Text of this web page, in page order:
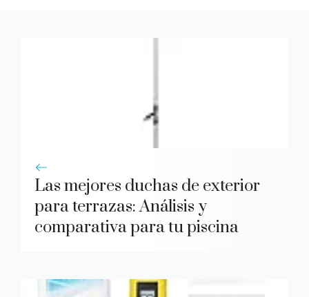
Las mejores duchas de exterior
para terrazas: Análisis y
comparativa para tu piscina